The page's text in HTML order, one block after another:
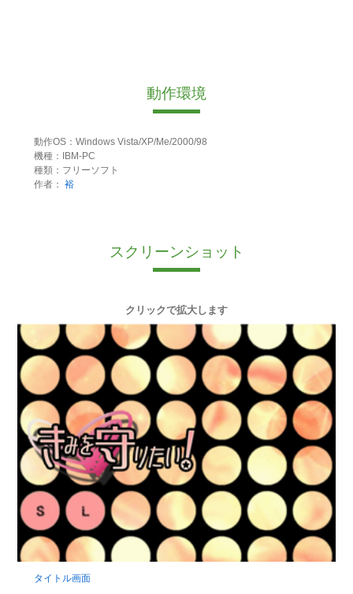
動作環境
動作OS：Windows Vista/XP/Me/2000/98
機種：IBM-PC
種類：フリーソフト
作者： 裕
スクリーンショット
クリックで拡大します
タイトル画面